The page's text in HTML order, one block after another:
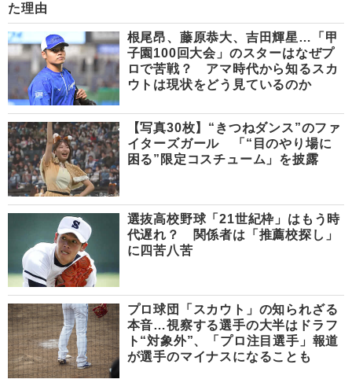
た理由
根尾昂、藤原恭大、吉田輝星…「甲
子園100回大会」のスターはなぜプ
ロで苦戦？ アマ時代から知るスカ
ウトは現状をどう見ているのか
【写真30枚】“きつねダンス”のファ
イターズガール 「“目のやり場に
困る”限定コスチューム」を披露
選抜高校野球「21世紀枠」はもう時
代遅れ？ 関係者は「推薦校探し」
に四苦八苦
プロ球団「スカウト」の知られざる
本音…視察する選手の大半はドラフ
ト“対象外”、「プロ注目選手」報道
が選手のマイナスになることも